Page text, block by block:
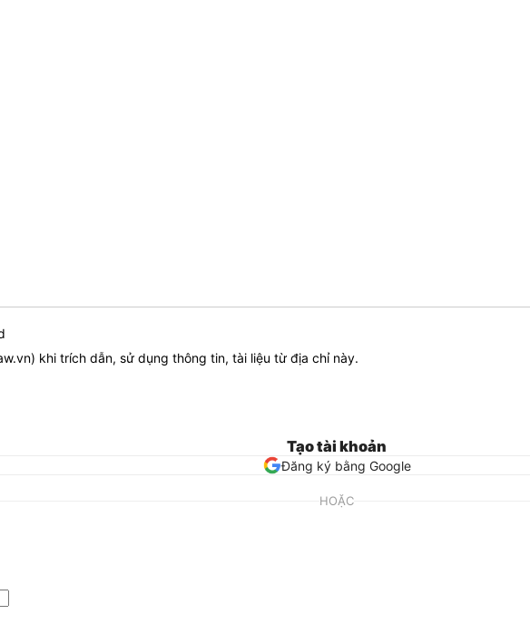
) khi trích dẫn, sử dụng thông tin, tài liệu từ địa chỉ này.
Tạo tài khoản
Đăng ký bằng Google
HOẶC